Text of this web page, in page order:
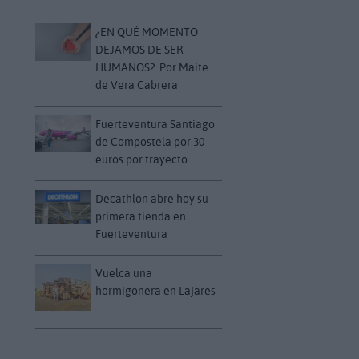
¿EN QUÉ MOMENTO
DEJAMOS DE SER
HUMANOS?. Por Maite
de Vera Cabrera
Fuerteventura Santiago
de Compostela por 30
euros por trayecto
Decathlon abre hoy su
primera tienda en
Fuerteventura
Vuelca una
hormigonera en Lajares